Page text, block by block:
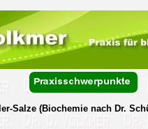
Salze (Biochemie nach Dr.